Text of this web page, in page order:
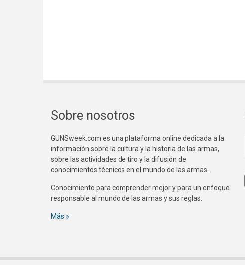
Sobre nosotros
GUNSweek.com es una plataforma online dedicada a la
información sobre la cultura y la historia de las armas,
sobre las actividades de tiro y la difusión de
conocimientos técnicos en el mundo de las armas.
Conocimiento para comprender mejor y para un enfoque
responsable al mundo de las armas y sus reglas.
Más